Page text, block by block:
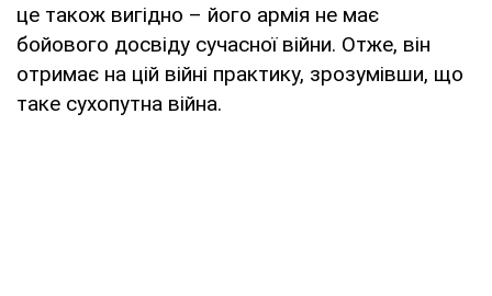
це також вигідно – його армія не має
бойового досвіду сучасної війни. Отже, він
отримає на цій війні практику, зрозумівши, що
таке сухопутна війна.